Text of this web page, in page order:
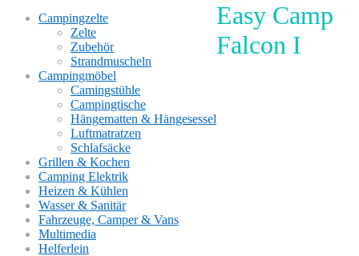
Campingzelte
Zelte
Zubehör
Strandmuscheln
Campingmöbel
Camingstühle
Campingtische
Hängematten & Hängesessel
Luftmatratzen
Schlafsäcke
Grillen & Kochen
Camping Elektrik
Heizen & Kühlen
Wasser & Sanitär
Fahrzeuge, Camper & Vans
Multimedia
Helferlein
Easy Camp
Falcon I